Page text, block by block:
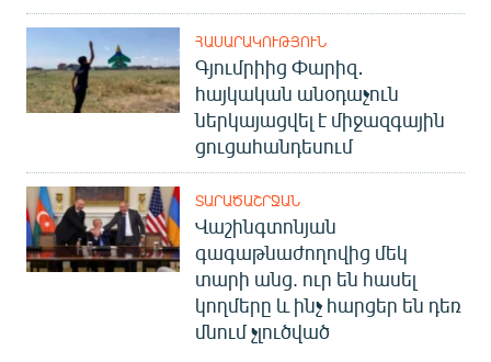
ՀԱՍԱՐԱԿՈՒԹՅՈՒՆ
Գյումրիից Փարիզ․
հայկական անօդաչուն
ներկայացվել է միջազգային
ցուցահանդեսում
ՏԱՐԱԾԱՇՐՋԱՆ
Վաշինգտոնյան
գագաթնաժողովից մեկ
տարի անց. ուր են հասել
կողմերը և ինչ հարցեր են դեռ
մնում չլուծված